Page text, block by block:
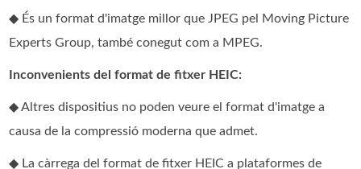
◆ És un format d'imatge millor que JPEG pel Moving Picture
Experts Group, també conegut com a MPEG.
Inconvenients del format de fitxer HEIC:
◆ Altres dispositius no poden veure el format d'imatge a
causa de la compressió moderna que admet.
◆ La càrrega del format de fitxer HEIC a plataformes de